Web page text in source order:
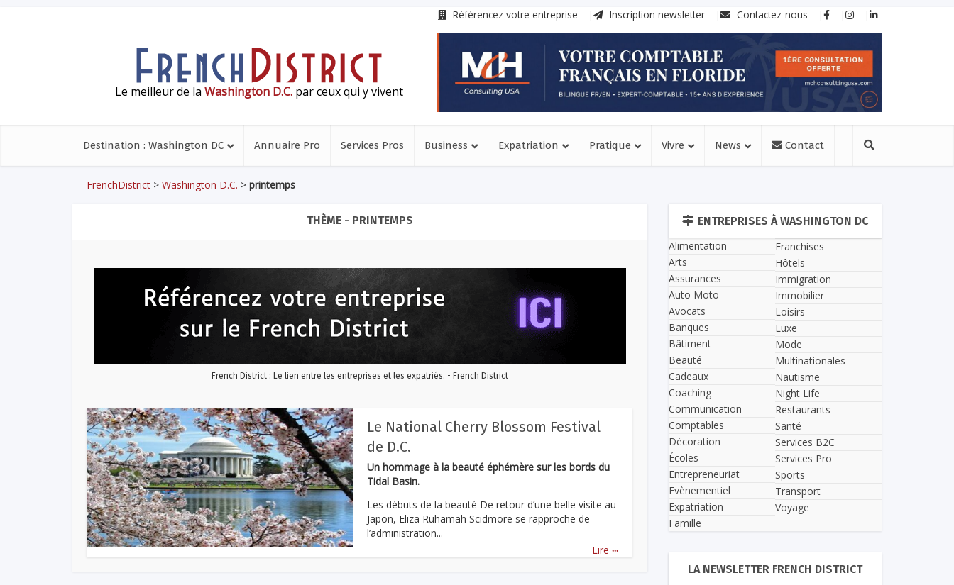
Référencez votre entreprise Inscription newsletter Contactez-nous
Le meilleur de la Washington D.C. par ceux qui y vivent
Destination : Washington DC Annuaire Pro Services Pros Business Expatriation Pratique Vivre News Contact
FrenchDistrict > Washington D.C. > printemps
THÈME - PRINTEMPS
French District : Le lien entre les entreprises et les expatriés. - French District
Le National Cherry Blossom Festival
de D.C.
Un hommage à la beauté éphémère sur les bords du
Tidal Basin.
Les débuts de la beauté De retour d’une belle visite au
Japon, Eliza Ruhamah Scidmore se rapproche de
l’administration...
Lire ...
ENTREPRISES À WASHINGTON DC
Alimentation
Arts
Assurances
Auto Moto
Avocats
Banques
Bâtiment
Beauté
Cadeaux
Coaching
Communication
Comptables
Décoration
Écoles
Entrepreneuriat
Evènementiel
Expatriation
Famille
Franchises
Hôtels
Immigration
Immobilier
Loisirs
Luxe
Mode
Multinationales
Nautisme
Night Life
Restaurants
Santé
Services B2C
Services Pro
Sports
Transport
Voyage
LA NEWSLETTER FRENCH DISTRICT